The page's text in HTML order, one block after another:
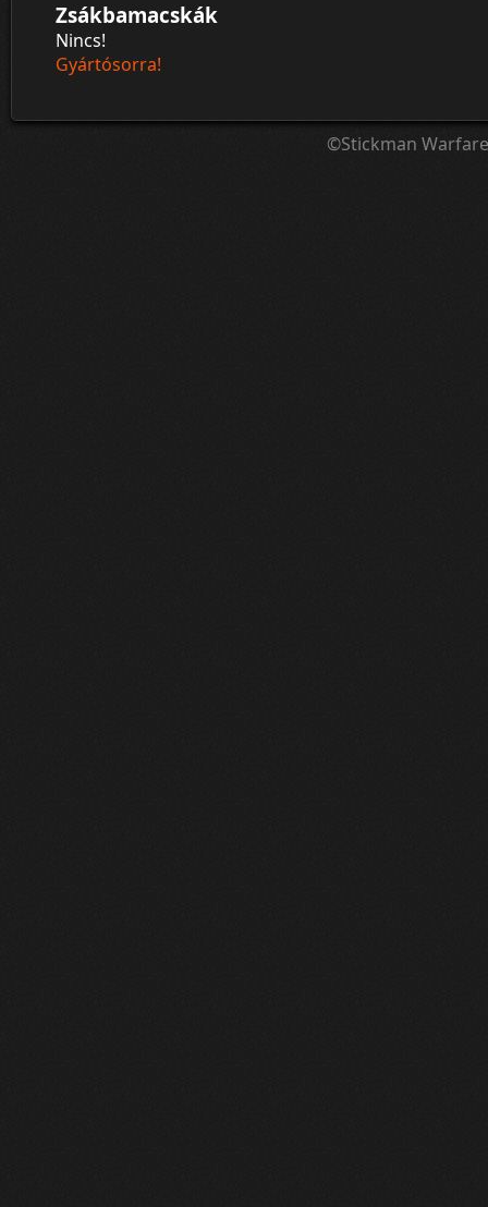
Zsákbamacskák
Nincs!
Gyártósorra!
©Stickman Warfare